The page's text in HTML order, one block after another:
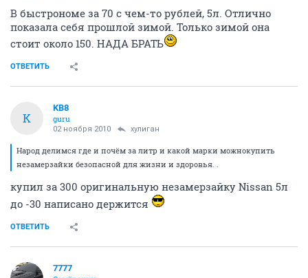
В быстрономе за 70 с чем-то рублей, 5л. Отлично
показала себя прошлой зимой. Только зимой она
стоит около 150. НАДА БРАТЬ
ОТВЕТИТЬ
K
KB8
guru
02 ноября 2010 хулиган
Народ делимся где и почём за литр и какой марки можнокупить
незамерзайки безопасной для жизни и здоровья. .
купил за 300 оригинальную незамерзайку Nissan 5л
до -30 написано держится
ОТВЕТИТЬ
7777